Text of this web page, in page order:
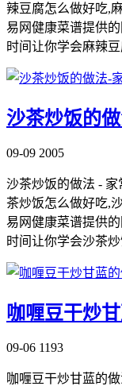
辣豆腐怎么做好吃,
易网健康菜谱提供
时间让你学会麻辣
沙茶炒饭的
09-09 2005
沙茶炒饭的做法 -
茶炒饭怎么做好吃,
易网健康菜谱提供
时间让你学会沙茶
咖喱豆干炒
09-06 1193
咖喱豆干炒甘蓝的